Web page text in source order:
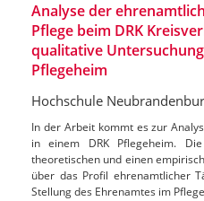
Analyse der
Pflege beim DRK
qualitative
Pflegeheim
Hochschule
In der Arbeit kommt es zur
in einem DRK Pflegeheim.
theoretischen und einen
über das Profil ehrenamtlicher
Stellung des Ehrenamtes im